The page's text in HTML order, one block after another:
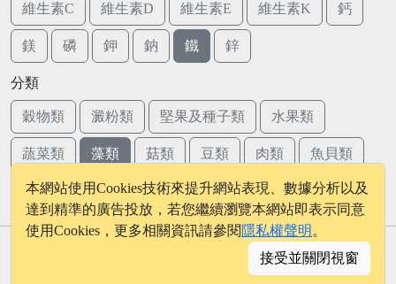
維生素C 維生素D 維生素E 維生素K 鈣
鎂 磷 鉀 鈉 鐵 鋅
分類
穀物類 澱粉類 堅果及種子類 水果類
蔬菜類 藻類 菇類 豆類 肉類 魚貝類
蛋類 乳品類
© 2026 - onelife.tw
隱私權政策│聯絡我們
本網站使用Cookies技術來提升網站表現、數據分析以及
達到精準的廣告投放，若您繼續瀏覽本網站即表示同意
使用Cookies，更多相關資訊請參閱 隱私權聲明 。
接受並關閉視窗